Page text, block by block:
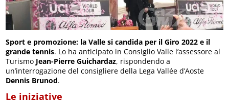
Sport e promozione: la Valle si candida per il Giro 2022 e il
grande tennis. Lo ha anticipato in Consiglio Valle l’assessore al
Turismo Jean-Pierre Guichardaz, rispondendo a
un’interrogazione del consigliere della Lega Vallée d’Aoste
Dennis Brunod.
Le iniziative